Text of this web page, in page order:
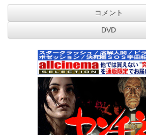
コメント
DVD